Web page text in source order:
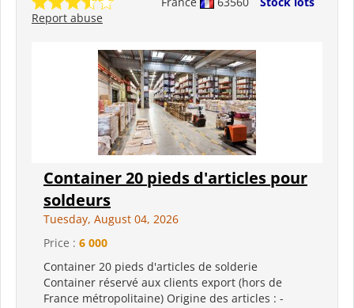
Report abuse
Container 20 pieds d'articles pour
soldeurs
Tuesday, August 04, 2026
Price : 6 000
Container 20 pieds d'articles de solderie
Container réservé aux clients export (hors de
France métropolitaine) Origine des articles : -